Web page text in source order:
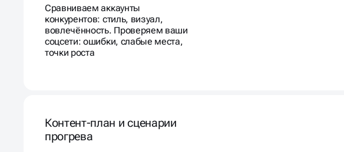
Сравниваем аккаунты
конкурентов: стиль, визуал,
вовлечённость. Проверяем ваши
соцсети: ошибки, слабые места,
точки роста
Контент-план и сценарии
прогрева